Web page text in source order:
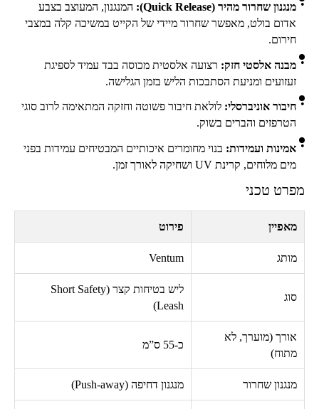
מנגנון שחרור מהיר (Quick Release
): המנגנון, המעוצב בצבע
אדום בולט, מאפשר שחרור מיידי של הקייט במשיכה קלה במצבי
חירום.
מבנה אלסטי חזק: רצועה אלסטית מכוסה בבד עמיד לספיגת
זעזועים ומניעת הסתבכות הליש בזמן הגלישה.
חיבור אוניברסלי: לולאת חיבור פשוטה וחזקה המתאימה לרוב סוגי
הטרפזים והברים בשוק.
אמינות ועמידות: בנוי מחומרים איכותיים המבטיחים עמידות בפני
מים מלוחים, קרינת UVושחיקה לאורך זמן.
מפרט טכני
מאפיין פירוט
מותג Ventum
סוג
ליש בטיחות קצר (Short Safety
Leash
)
אורך (מוערך, לא
מתוח)
כ-55 ס”מ
מנגנון שחרור מנגנון דחיפה (Push-away
)